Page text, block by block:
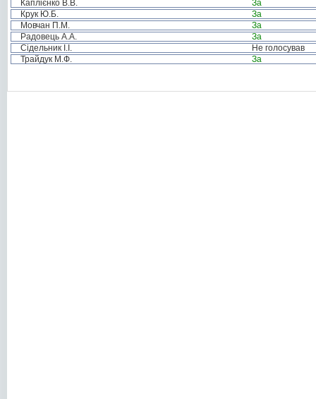
Каплієнко В.В.
За
Крук Ю.Б.
За
Мовчан П.М.
За
Радовець А.А.
За
Сідельник І.І.
Не голосував
Трайдук М.Ф.
За